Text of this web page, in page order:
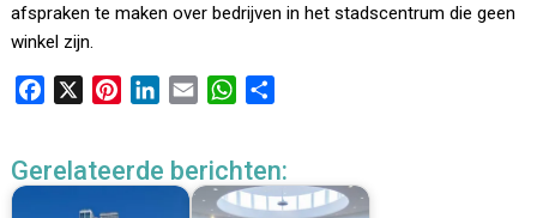
afspraken te maken over bedrijven in het stadscentrum die geen
winkel zijn.
e
t
k
i
l
W
t
s
e
n
Gerelateerde berichten: